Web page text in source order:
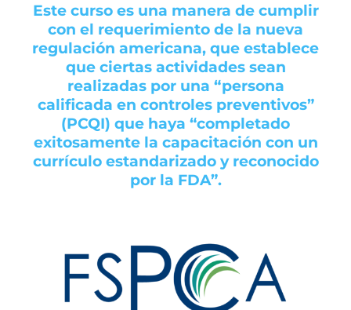
Este curso es una manera de cumplir
con el requerimiento de la nueva
regulación americana, que establece
que ciertas actividades sean
realizadas por una “persona
calificada en controles preventivos”
(PCQI) que haya “completado
exitosamente la capacitación con un
currículo estandarizado y reconocido
por la FDA”.